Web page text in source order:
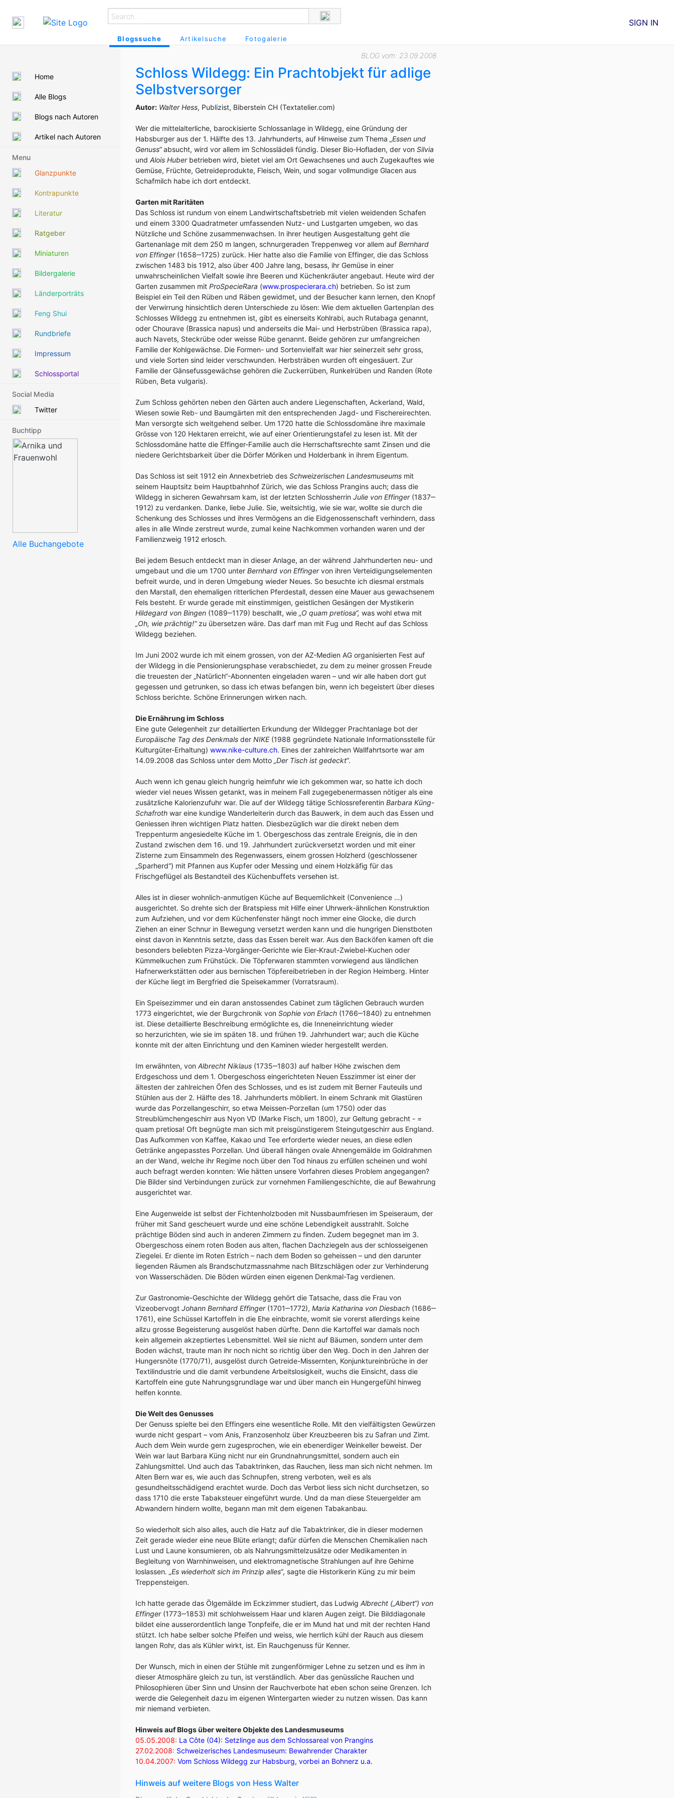
Blogssuche Artikelsuche Fotogalerie
SIGN IN
Home
Alle Blogs
Blogs nach Autoren
Artikel nach Autoren
Menu
Glanzpunkte
Kontrapunkte
Literatur
Ratgeber
Miniaturen
Bildergalerie
Länderporträts
Feng Shui
Rundbriefe
Impressum
Schlossportal
Social Media
Twitter
Buchtipp
Alle Buchangebote
BLOG vom: 23.09.2008
Schloss Wildegg: Ein Prachtobjekt für adlige
Selbstversorger
Autor: Walter Hess, Publizist, Biberstein CH (Textatelier.com)
Wer die mittelalterliche, barockisierte Schlossanlage in Wildegg, eine Gründung der
Habsburger aus der 1. Hälfte des 13. Jahrhunderts, auf Hinweise zum Thema „Essen und
Genuss“absucht, wird vor allem im Schlosslädeli fündig. Dieser Bio-Hofladen, der von Silvia
und Alois Huberbetrieben wird, bietet viel am Ort Gewachsenes und auch Zugekauftes wie
Gemüse, Früchte, Getreideprodukte, Fleisch, Wein, und sogar vollmundige Glacen aus
Schafmilch habe ich dort entdeckt.
Garten mit Raritäten
Das Schloss ist rundum von einem Landwirtschaftsbetrieb mit vielen weidenden Schafen
und einem 3300 Quadratmeter umfassenden Nutz- und Lustgarten umgeben, wo das
Nützliche und Schöne zusammenwachsen. In ihrer heutigen Ausgestaltung geht die
Gartenanlage mit dem 250 m langen, schnurgeraden Treppenweg vor allem auf Bernhard
von Effinger(1658‒1725) zurück. Hier hatte also die Familie von Effinger, die das Schloss
zwischen 1483 bis 1912, also über 400 Jahre lang, besass, ihr Gemüse in einer
unwahrscheinlichen Vielfalt sowie ihre Beeren und Küchenkräuter angebaut. Heute wird der
Garten zusammen mit ProSpecieRara (www.prospecierara.ch) betrieben. So ist zum
Beispiel ein Teil den Rüben und Räben gewidmet, und der Besucher kann lernen, den Knopf
der Verwirrung hinsichtlich deren Unterschiede zu lösen: Wie dem aktuellen Gartenplan des
Schlosses Wildegg zu entnehmen ist, gibt es einerseits Kohlrabi, auch Rutabaga genannt,
oder Chourave (Brassica napus) und anderseits die Mai- und Herbstrüben (Brassica rapa),
auch Navets, Steckrübe oder weisse Rübe genannt. Beide gehören zur umfangreichen
Familie der Kohlgewächse. Die Formen- und Sortenvielfalt war hier seinerzeit sehr gross,
und viele Sorten sind leider verschwunden. Herbsträben wurden oft eingesäuert. Zur
Familie der Gänsefussgewächse gehören die Zuckerrüben, Runkelrüben und Randen (Rote
Rüben, Beta vulgaris).
Zum Schloss gehörten neben den Gärten auch andere Liegenschaften, Ackerland, Wald,
Wiesen sowie Reb- und Baumgärten mit den entsprechenden Jagd- und Fischereirechten.
Man versorgte sich weitgehend selber. Um 1720 hatte die Schlossdomäne ihre maximale
Grösse von 120 Hektaren erreicht, wie auf einer Orientierungstafel zu lesen ist. Mit der
Schlossdomäne hatte die Effinger-Familie auch die Herrschaftsrechte samt Zinsen und die
niedere Gerichtsbarkeit über die Dörfer Möriken und Holderbank in ihrem Eigentum.
Das Schloss ist seit 1912 ein Annexbetrieb des Schweizerischen Landesmuseums mit
seinem Hauptsitz beim Hauptbahnhof Zürich, wie das Schloss Prangins auch; dass die
Wildegg in sicheren Gewahrsam kam, ist der letzten Schlossherrin Julie von Effinger(1837‒
1912) zu verdanken. Danke, liebe Julie. Sie, weitsichtig, wie sie war, wollte sie durch die
Schenkung des Schlosses und ihres Vermögens an die Eidgenossenschaft verhindern, dass
alles in alle Winde zerstreut wurde, zumal keine Nachkommen vorhanden waren und der
Familienzweig 1912 erlosch.
Bei jedem Besuch entdeckt man in dieser Anlage, an der während Jahrhunderten neu- und
umgebaut und die um 1700 unter Bernhard von Effingervon ihren Verteidigungselementen
befreit wurde, und in deren Umgebung wieder Neues. So besuchte ich diesmal erstmals
den Marstall, den ehemaligen ritterlichen Pferdestall, dessen eine Mauer aus gewachsenem
Fels besteht. Er wurde gerade mit einstimmigen, geistlichen Gesängen der Mystikerin
Hildegard von Bingen (1089‒1179) beschallt, wie „O quam pretiosa“, was wohl etwa mit
„Oh, wie prächtig!“zu übersetzen wäre. Das darf man mit Fug und Recht auf das Schloss
Wildegg beziehen.
Im Juni 2002 wurde ich mit einem grossen, von der AZ-Medien AG organisierten Fest auf
der Wildegg in die Pensionierungsphase verabschiedet, zu dem zu meiner grossen Freude
die treuesten der „Natürlich“-Abonnenten eingeladen waren – und wir alle haben dort gut
gegessen und getrunken, so dass ich etwas befangen bin, wenn ich begeistert über dieses
Schloss berichte. Schöne Erinnerungen wirken nach.
Die Ernährung im Schloss
Eine gute Gelegenheit zur detaillierten Erkundung der Wildegger Prachtanlage bot der
Europäische Tag des Denkmals der NIKE (1988 gegründete Nationale Informationsstelle für
Kulturgüter-Erhaltung) www.nike-culture.ch. Eines der zahlreichen Wallfahrtsorte war am
14.09.2008 das Schloss unter dem Motto „Der Tisch ist gedeckt“.
Auch wenn ich genau gleich hungrig heimfuhr wie ich gekommen war, so hatte ich doch
wieder viel neues Wissen getankt, was in meinem Fall zugegebenermassen nötiger als eine
zusätzliche Kalorienzufuhr war. Die auf der Wildegg tätige Schlossreferentin Barbara Küng-
Schafroth war eine kundige Wanderleiterin durch das Bauwerk, in dem auch das Essen und
Geniessen ihren wichtigen Platz hatten. Diesbezüglich war die direkt neben dem
Treppenturm angesiedelte Küche im 1. Obergeschoss das zentrale Ereignis, die in den
Zustand zwischen dem 16. und 19. Jahrhundert zurückversetzt worden und mit einer
Zisterne zum Einsammeln des Regenwassers, einem grossen Holzherd (geschlossener
„Sparherd“) mit Pfannen aus Kupfer oder Messing und einem Holzkäfig für das
Frischgeflügel als Bestandteil des Küchenbuffets versehen ist.
Alles ist in dieser wohnlich-anmutigen Küche auf Bequemlichkeit (Convenience …)
ausgerichtet. So drehte sich der Bratspiess mit Hilfe einer Uhrwerk-ähnlichen Konstruktion
zum Aufziehen, und vor dem Küchenfenster hängt noch immer eine Glocke, die durch
Ziehen an einer Schnur in Bewegung versetzt werden kann und die hungrigen Dienstboten
einst davon in Kenntnis setzte, dass das Essen bereit war. Aus den Backöfen kamen oft die
besonders beliebten Pizza-Vorgänger-Gerichte wie Eier-Kraut-Zwiebel-Kuchen oder
Kümmelkuchen zum Frühstück. Die Töpferwaren stammten vorwiegend aus ländlichen
Hafnerwerkstätten oder aus bernischen Töpfereibetrieben in der Region Heimberg. Hinter
der Küche liegt im Bergfried die Speisekammer (Vorratsraum).
Ein Speisezimmer und ein daran anstossendes Cabinet zum täglichen Gebrauch wurden
1773 eingerichtet, wie der Burgchronik von Sophie von Erlach (1766‒1840) zu entnehmen
ist. Diese detaillierte Beschreibung ermöglichte es, die Inneneinrichtung wieder
so herzurichten, wie sie im späten 18. und frühen 19. Jahrhundert war; auch die Küche
konnte mit der alten Einrichtung und den Kaminen wieder hergestellt werden.
Im erwähnten, von Albrecht Niklaus (1735‒1803) auf halber Höhe zwischen dem
Erdgeschoss und dem 1. Obergeschoss eingerichteten Neuen Esszimmer ist einer der
ältesten der zahlreichen Öfen des Schlosses, und es ist zudem mit Berner Fauteuils und
Stühlen aus der 2. Hälfte des 18. Jahrhunderts möbliert. In einem Schrank mit Glastüren
wurde das Porzellangeschirr, so etwa Meissen-Porzellan (um 1750) oder das
Streublümchengeschirr aus Nyon VD (Marke Fisch, um 1800), zur Geltung gebracht - =
quam pretiosa! Oft begnügte man sich mit preisgünstigerem Steingutgeschirr aus England.
Das Aufkommen von Kaffee, Kakao und Tee erforderte wieder neues, an diese edlen
Getränke angepasstes Porzellan. Und überall hängen ovale Ahnengemälde im Goldrahmen
an der Wand, welche ihr Regime noch über den Tod hinaus zu erfüllen scheinen und wohl
auch befragt werden konnten: Wie hätten unsere Vorfahren dieses Problem angegangen?
Die Bilder sind Verbindungen zurück zur vornehmen Familiengeschichte, die auf Bewahrung
ausgerichtet war.
Eine Augenweide ist selbst der Fichtenholzboden mit Nussbaumfriesen im Speiseraum, der
früher mit Sand gescheuert wurde und eine schöne Lebendigkeit ausstrahlt. Solche
prächtige Böden sind auch in anderen Zimmern zu finden. Zudem begegnet man im 3.
Obergeschoss einem roten Boden aus alten, flachen Dachziegeln aus der schlosseigenen
Ziegelei. Er diente im Roten Estrich – nach dem Boden so geheissen – und den darunter
liegenden Räumen als Brandschutzmassnahme nach Blitzschlägen oder zur Verhinderung
von Wasserschäden. Die Böden würden einen eigenen Denkmal-Tag verdienen.
Zur Gastronomie-Geschichte der Wildegg gehört die Tatsache, dass die Frau von
Vizeobervogt Johann Bernhard Effinger(1701‒1772), Maria Katharina von Diesbach (1686‒
1761), eine Schüssel Kartoffeln in die Ehe einbrachte, womit sie vorerst allerdings keine
allzu grosse Begeisterung ausgelöst haben dürfte. Denn die Kartoffel war damals noch
kein allgemein akzeptiertes Lebensmittel. Weil sie nicht auf Bäumen, sondern unter dem
Boden wächst, traute man ihr noch nicht so richtig über den Weg. Doch in den Jahren der
Hungersnöte (1770/71), ausgelöst durch Getreide-Missernten, Konjunktureinbrüche in der
Textilindustrie und die damit verbundene Arbeitslosigkeit, wuchs die Einsicht, dass die
Kartoffeln eine gute Nahrungsgrundlage war und über manch ein Hungergefühl hinweg
helfen konnte.
Die Welt des Genusses
Der Genuss spielte bei den Effingers eine wesentliche Rolle. Mit den vielfältigsten Gewürzen
wurde nicht gespart – vom Anis, Franzosenholz über Kreuzbeeren bis zu Safran und Zimt.
Auch dem Wein wurde gern zugesprochen, wie ein ebenerdiger Weinkeller beweist. Der
Wein war laut Barbara Küng nicht nur ein Grundnahrungsmittel, sondern auch ein
Zahlungsmittel. Und auch das Tabaktrinken, das Rauchen, liess man sich nicht nehmen. Im
Alten Bern war es, wie auch das Schnupfen, streng verboten, weil es als
gesundheitsschädigend erachtet wurde. Doch das Verbot liess sich nicht durchsetzen, so
dass 1710 die erste Tabaksteuer eingeführt wurde. Und da man diese Steuergelder am
Abwandern hindern wollte, begann man mit dem eigenen Tabakanbau.
So wiederholt sich also alles, auch die Hatz auf die Tabaktrinker, die in dieser modernen
Zeit gerade wieder eine neue Blüte erlangt; dafür dürfen die Menschen Chemikalien nach
Lust und Laune konsumieren, ob als Nahrungsmittelzusätze oder Medikamenten in
Begleitung von Warnhinweisen, und elektromagnetische Strahlungen auf ihre Gehirne
loslassen. „Es wiederholt sich im Prinzip alles“, sagte die Historikerin Küng zu mir beim
Treppensteigen.
Ich hatte gerade das Ölgemälde im Eckzimmer studiert, das Ludwig Albrecht („Albert“) von
Effinger(1773‒1853) mit schlohweissem Haar und klaren Augen zeigt. Die Bilddiagonale
bildet eine ausserordentlich lange Tonpfeife, die er im Mund hat und mit der rechten Hand
stützt. Ich habe selber solche Pfeifen und weiss, wie herrlich kühl der Rauch aus diesem
langen Rohr, das als Kühler wirkt, ist. Ein Rauchgenuss für Kenner.
Der Wunsch, mich in einen der Stühle mit zungenförmiger Lehne zu setzen und es ihm in
dieser Atmosphäre gleich zu tun, ist verständlich. Aber das genüssliche Rauchen und
Philosophieren über Sinn und Unsinn der Rauchverbote hat eben schon seine Grenzen. Ich
werde die Gelegenheit dazu im eigenen Wintergarten wieder zu nutzen wissen. Das kann
mir niemand verbieten.
Hinweis auf Blogs über weitere Objekte des Landesmuseums
05.05.2008: La Côte (04): Setzlinge aus dem Schlossareal von Prangins
27.02.2008: Schweizerisches Landesmuseum: Bewahrender Charakter
10.04.2007: Vom Schloss Wildegg zur Habsburg, vorbei an Bohnerz u.a.
Hinweis auf weitere Blogs von Hess Walter